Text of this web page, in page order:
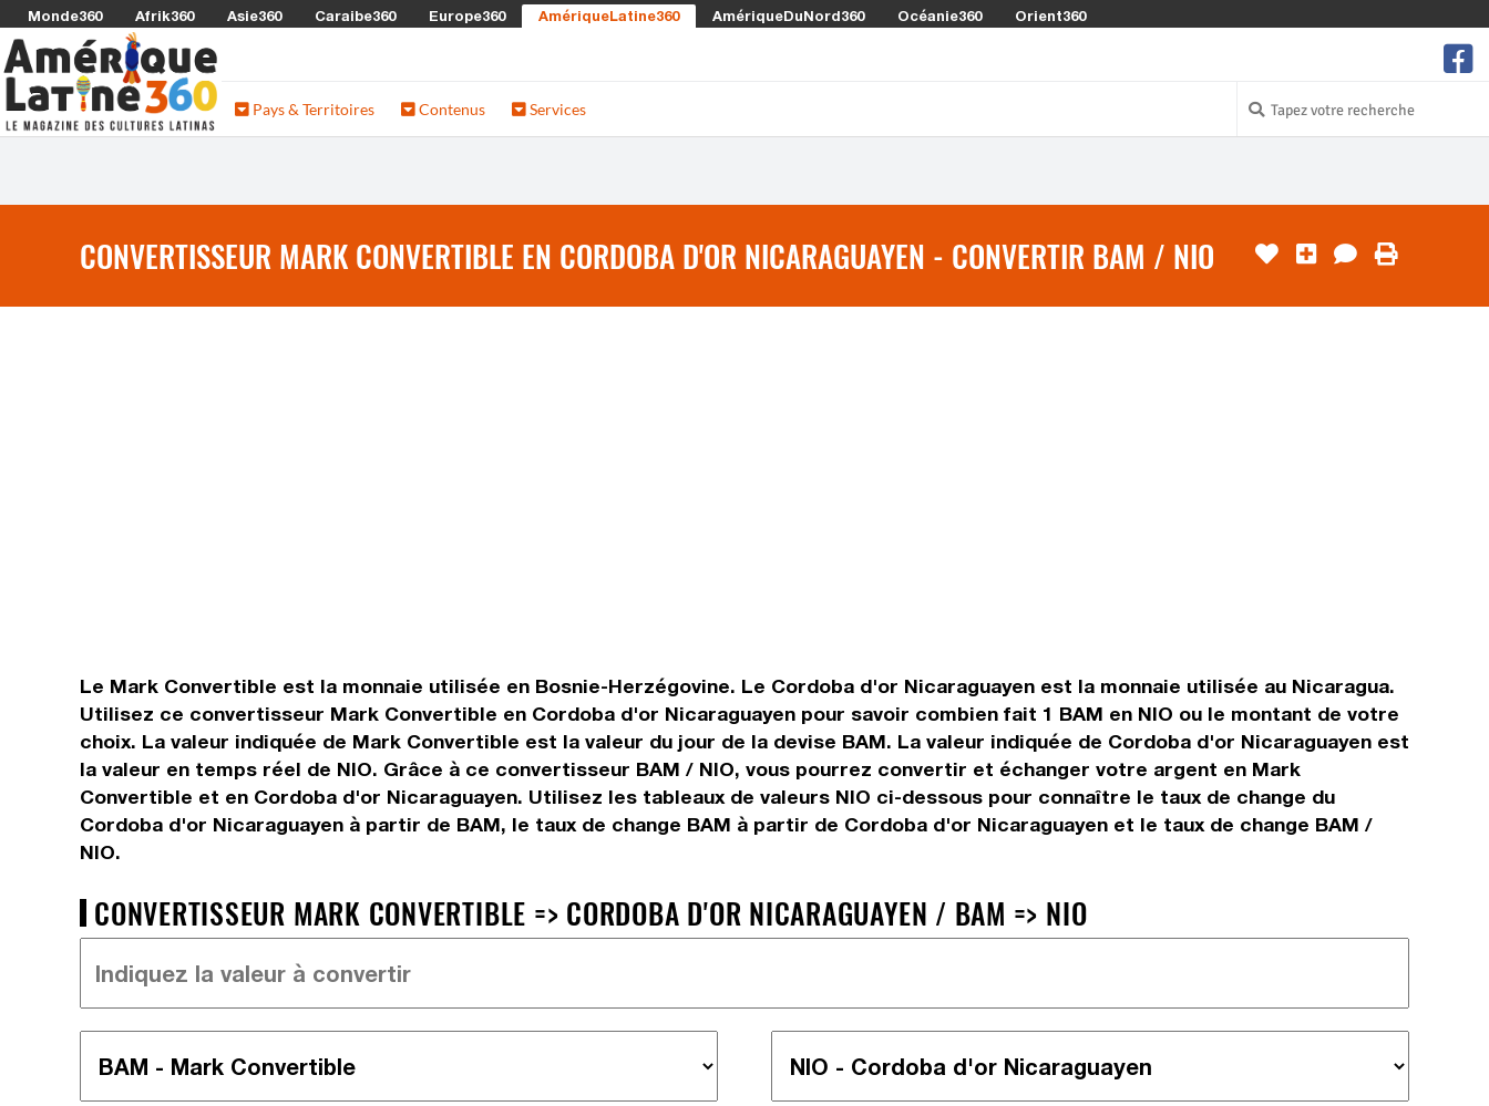
Monde360 Afrik360 Asie360 Caraibe360 Europe360 AmériqueLatine360 AmériqueDuNord360 Océanie360 Orient360
Pays & Territoires Contenus Services
CONVERTISSEUR MARK CONVERTIBLE EN CORDOBA D'OR NICARAGUAYEN - CONVERTIR BAM / NIO
Le Mark Convertible est la monnaie utilisée en Bosnie-Herzégovine. Le Cordoba d'or Nicaraguayen est la monnaie utilisée au Nicaragua.
Utilisez ce convertisseur Mark Convertible en Cordoba d'or Nicaraguayen pour savoir combien fait 1 BAM en NIO ou le montant de votre
choix. La valeur indiquée de Mark Convertible est la valeur du jour de la devise BAM. La valeur indiquée de Cordoba d'or Nicaraguayen est
la valeur en temps réel de NIO. Grâce à ce convertisseur BAM / NIO, vous pourrez convertir et échanger votre argent en Mark
Convertible et en Cordoba d'or Nicaraguayen. Utilisez les tableaux de valeurs NIO ci-dessous pour connaître le taux de change du
Cordoba d'or Nicaraguayen à partir de BAM, le taux de change BAM à partir de Cordoba d'or Nicaraguayen et le taux de change BAM /
NIO.
CONVERTISSEUR MARK CONVERTIBLE => CORDOBA D'OR NICARAGUAYEN / BAM => NIO